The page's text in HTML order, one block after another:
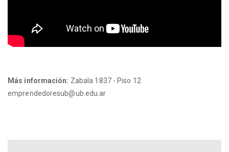
Más información: Zabala 1837 - Piso 12
emprendedoresub@ub.edu.ar